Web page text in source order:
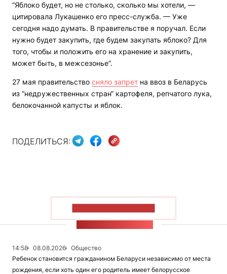
“Яблоко будет, но не столько, сколько мы хотели, —
цитировала Лукашенко его пресс-служба. — Уже
сегодня надо думать. В правительстве я поручал. Если
нужно будет закупить, где будем закупать яблоко? Для
того, чтобы и положить его на хранение и закупить,
может быть, в межсезонье“.
27 мая правительство сняло запрет на ввоз в Беларусь
из “недружественных стран“ картофеля, репчатого лука,
белокочанной капусты и яблок.
ПОДЕЛИТЬСЯ:
14:58 08.08.2026
Общество
Ребенок становится гражданином Беларуси независимо от места
рождения, если хоть один его родитель имеет белорусское